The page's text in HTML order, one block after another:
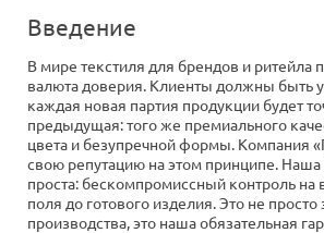
Введение
В мире текстиля для брендов и ритейла
валюта доверия. Клиенты должны быть
каждая новая партия продукции будет
предыдущая: того же премиального
цвета и безупречной формы. Компания
свою репутацию на этом принципе.
проста: бескомпромиссный контроль на
поля до готового изделия. Это не просто
производства, это наша обязательная